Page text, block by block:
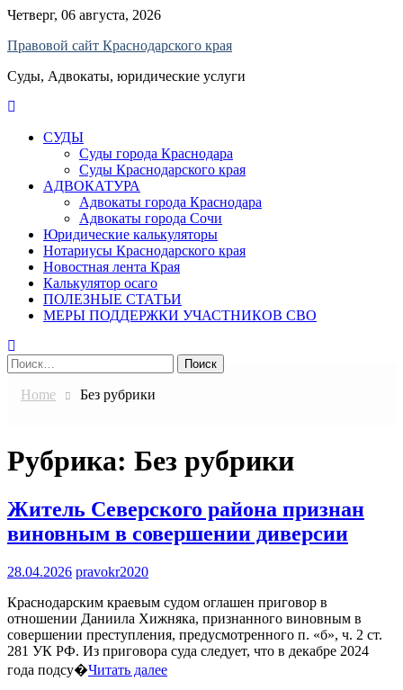
Skip
content
Четверг, 06 августа, 2026
Правовой сайт Краснодарского края
Суды, Адвокаты, юридические услуги
СУДЫ
Суды города Краснодара
Суды Краснодарского края
АДВОКАТУРА
Адвокаты города Краснодара
Адвокаты города Сочи
Юридические калькуляторы
Нотариусы Краснодарского края
Новостная лента Края
Калькулятор осаго
ПОЛЕЗНЫЕ СТАТЬИ
МЕРЫ ПОДДЕРЖКИ УЧАСТНИКОВ СВО
Найти:
Home Без рубрики
Рубрика: Без рубрики
Житель Северского района признан
виновным в совершении диверсии
28.04.2026 pravokr2020
Краснодарским краевым судом оглашен приговор в
отношении Даниила Хижняка, признанного виновным в
совершении преступления, предусмотренного п. «б», ч. 2 ст.
281 УК РФ. Из приговора суда следует, что в декабре 2024
года подсу�Читать далее